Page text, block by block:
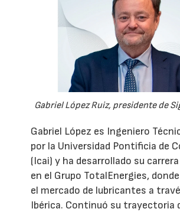
Gabriel López Ruiz, presidente de
Gabriel López es Ingeniero
por la Universidad Pontificia de
(Icai) y ha desarrollado su
en el Grupo TotalEnergies,
el mercado de lubricantes a
Ibérica. Continuó su trayectoria